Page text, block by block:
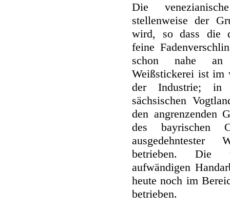
Die
stellenweise der
wird, so dass die
feine
schon nahe an
Weißstickerei ist im
der Industrie; in
sächsischen
den angrenzenden
des bayrischen
ausgedehntester
betrieben. Die
aufwändigen
heute noch im
betrieben.